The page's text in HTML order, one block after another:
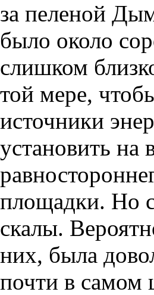
за пеленой
было около
слишком
той мере,
источники
установить
площадки. Но
скалы.
них, была
почти в самом